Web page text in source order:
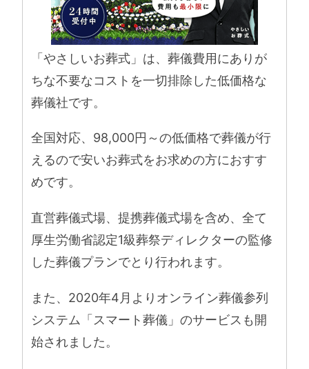
「やさしいお葬式」は、葬儀費用にありが
ちな不要なコストを一切排除した低価格な
葬儀社です。
全国対応、98,000円～の低価格で葬儀が行
えるので安いお葬式をお求めの方におすす
めです。
直営葬儀式場、提携葬儀式場を含め、全て
厚生労働省認定1級葬祭ディレクターの監修
した葬儀プランでとり行われます。
また、2020年4月よりオンライン葬儀参列
システム「スマート葬儀」のサービスも開
始されました。